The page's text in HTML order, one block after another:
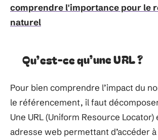
comprendre l'importance pour le
naturel
Qu’est-ce qu’une URL ?
Pour bien comprendre l’impact du
le référencement, il faut
Une URL (Uniform Resource Locator)
adresse web permettant d’accéder